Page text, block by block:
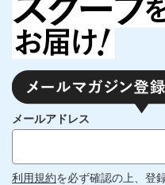
メールアドレス
利用規約を必ず確認の上、登